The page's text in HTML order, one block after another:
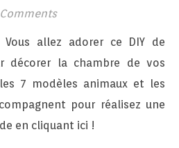
décorer la chambre de vos
7 modèles animaux et les
pour réalisez une
en cliquant ici !